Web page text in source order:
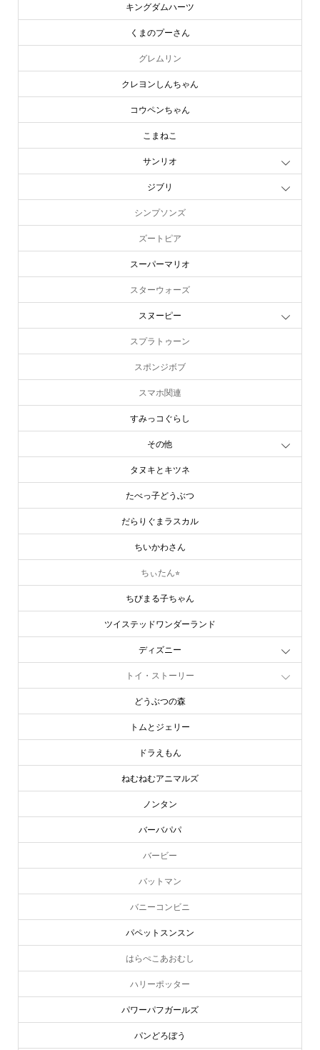
キングダムハーツ
くまのプーさん
グレムリン
クレヨンしんちゃん
コウペンちゃん
こまねこ
サンリオ
ジブリ
シンプソンズ
ズートピア
スーパーマリオ
スターウォーズ
スヌーピー
スプラトゥーン
スポンジボブ
スマホ関連
すみっコぐらし
その他
タヌキとキツネ
たべっ子どうぶつ
だらりぐまラスカル
ちいかわさん
ちぃたん⭐︎
ちびまる子ちゃん
ツイステッドワンダーランド
ディズニー
トイ・ストーリー
どうぶつの森
トムとジェリー
ドラえもん
ねむねむアニマルズ
ノンタン
バーバパパ
バービー
バットマン
バニーコンビニ
パペットスンスン
はらぺこあおむし
ハリーポッター
パワーパフガールズ
パンどろぼう
company info contact us